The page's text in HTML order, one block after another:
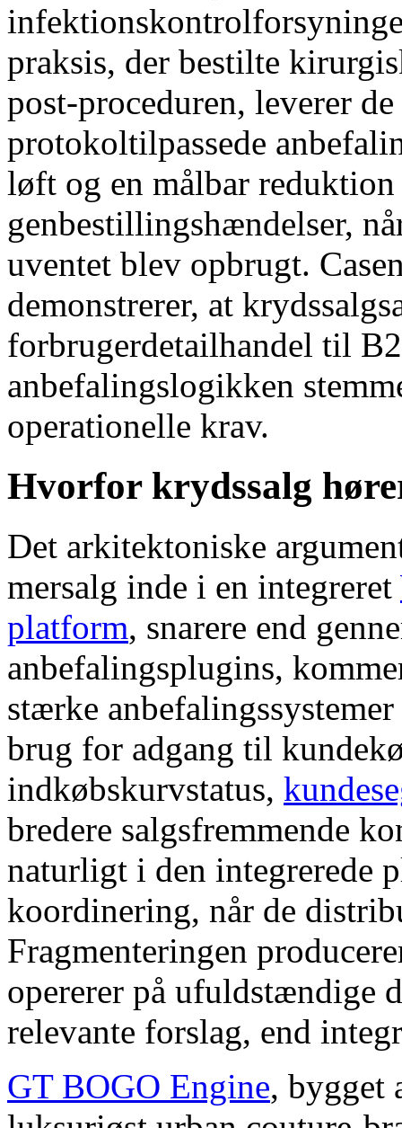
praksis, der bestilte
post-proceduren, leverer
protokoltilpassede
løft og en målbar
genbestillingshændelser,
uventet blev opbrugt.
demonstrerer, at
forbrugerdetailhandel til
anbefalingslogikken
operationelle krav.
Hvorfor krydssalg
Det arkitektoniske
mersalg inde i en integreret
platform, snarere end
anbefalingsplugins,
stærke
brug for adgang til
indkøbskurvstatus,
bredere salgsfremmende
naturligt i den integrerede
koordinering, når de
Fragmenteringen
opererer på ufuldstændige
relevante forslag, end
GT BOGO Engine, bygget